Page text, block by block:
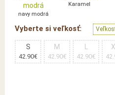
navy modrá
Karamel
Vyberte si veľkosť:
S
42.90€
M
42.90€ 42.90€
XL